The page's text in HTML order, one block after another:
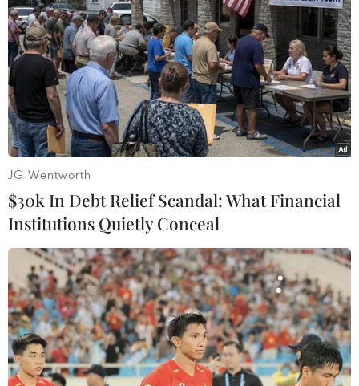
Lãnh đạo Nga, Belarus điện đàm về khủng
hoảng người di cư
19/11/2021 11:54
Điện Kremlin cho biết hai nhà lãnh đạo đã nhấn mạnh
tầm quan trọng của việc hợp tác giữa Belarus và Liên
minh châu Âu (EU) để giải quyết cuộc khủng hoảng
người di cư hiện nay.
JG Wentworth
$30k In Debt Relief Scandal: What Financial
Institutions Quietly Conceal